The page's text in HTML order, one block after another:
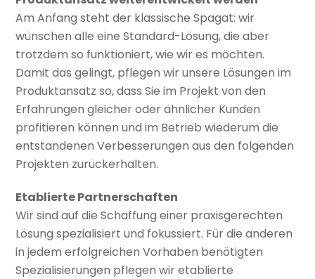
Am Anfang steht der klassische Spagat: wir
wünschen alle eine Standard-Lösung, die aber
trotzdem so funktioniert, wie wir es möchten.
Damit das gelingt, pflegen wir unsere Lösungen im
Produktansatz so, dass Sie im Projekt von den
Erfahrungen gleicher oder ähnlicher Kunden
profitieren können und im Betrieb wiederum die
entstandenen Verbesserungen aus den folgenden
Projekten zurückerhalten.
Etablierte Partnerschaften
Wir sind auf die Schaffung einer praxisgerechten
Lösung spezialisiert und fokussiert. Für die anderen
in jedem erfolgreichen Vorhaben benötigten
Spezialisierungen pflegen wir etablierte